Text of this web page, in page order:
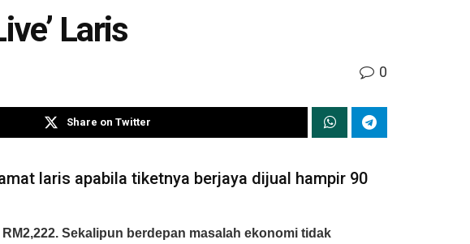
Laris
0
Share on Twitter
laris apabila tiketnya berjaya dijual hampir 90
Sekalipun berdepan masalah ekonomi tidak